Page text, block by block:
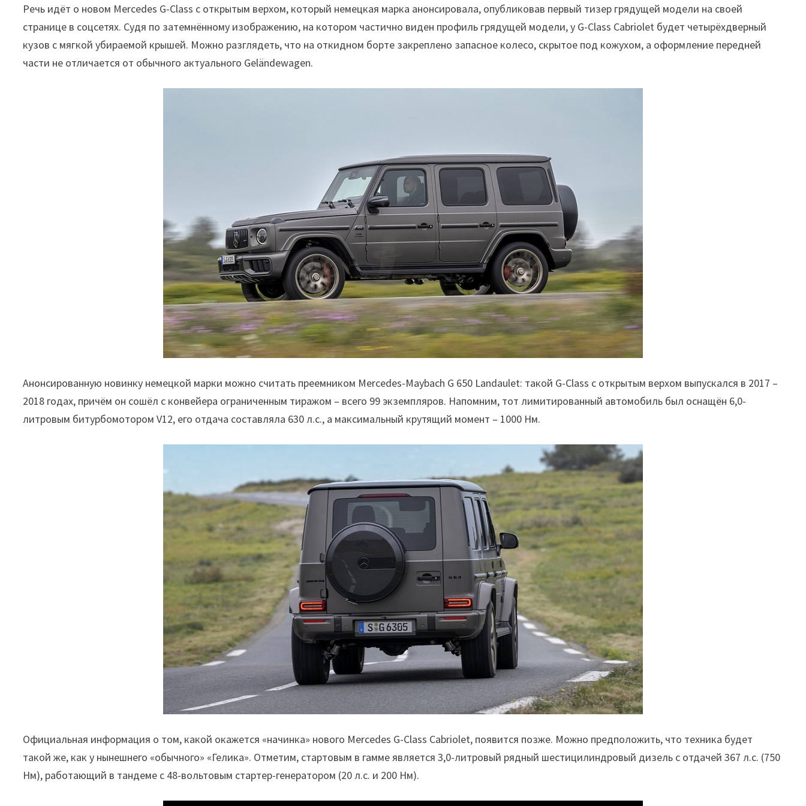
Речь идёт о новом Mercedes G-Class с открытым верхом, который немецкая марка анонсировала, опубликовав первый тизер грядущей модели на своей
странице в соцсетях. Судя по затемнённому изображению, на котором частично виден профиль грядущей модели, у G-Class Cabriolet будет четырёхдверный
кузов с мягкой убираемой крышей. Можно разглядеть, что на откидном борте закреплено запасное колесо, скрытое под кожухом, а оформление передней
части не отличается от обычного актуального Geländewagen.
Анонсированную новинку немецкой марки можно считать преемником Mercedes-Maybach G 650 Landaulet: такой G-Class с открытым верхом выпускался в 2017 –
2018 годах, причём он сошёл с конвейера ограниченным тиражом – всего 99 экземпляров. Напомним, тот лимитированный автомобиль был оснащён 6,0-
литровым битурбомотором V12, его отдача составляла 630 л.с., а максимальный крутящий момент – 1000 Нм.
Официальная информация о том, какой окажется «начинка» нового Mercedes G-Class Cabriolet, появится позже. Можно предположить, что техника будет
такой же, как у нынешнего «обычного» «Гелика». Отметим, стартовым в гамме является 3,0-литровый рядный шестицилиндровый дизель с отдачей 367 л.с. (750
Нм), работающий в тандеме с 48-вольтовым стартер-генератором (20 л.с. и 200 Нм).